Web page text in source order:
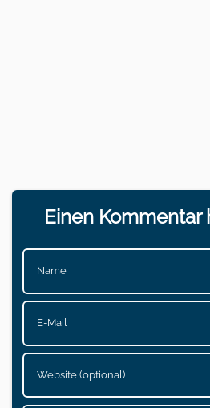
Einen Kommentar